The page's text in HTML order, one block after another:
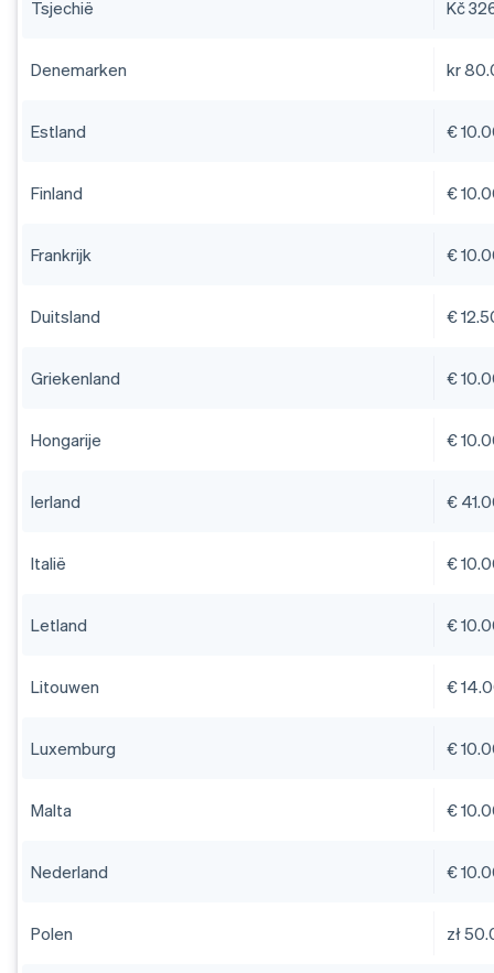
Tsjechië Kč
Denemarken kr
Estland €
Finland €
Frankrijk €
Duitsland €
Griekenland €
Hongarije €
Ierland €
Italië €
Letland €
Litouwen €
Luxemburg €
Malta €
Nederland €
Polen zł